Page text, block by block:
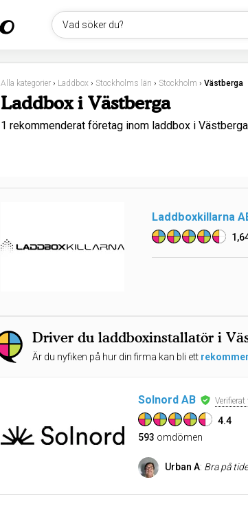
Vad söker du?
Alla kategorier › Laddbox › Stockholms län › Stockholm › Västberga
Laddbox i Västberga
1 rekommenderat företag inom laddbox i
Laddboxkillarna
Driver du laddboxinstallatör i
Är du nyfiken på hur din firma kan bli ett
Solnord AB Verifierat
4.4
593 omdömen
Urban A: Bra på